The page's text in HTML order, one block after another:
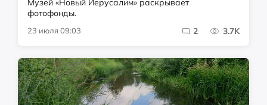
Музей «Новый Иерусалим» раскрывает
фотофонды.
23 июля 09:03 2 3.7K